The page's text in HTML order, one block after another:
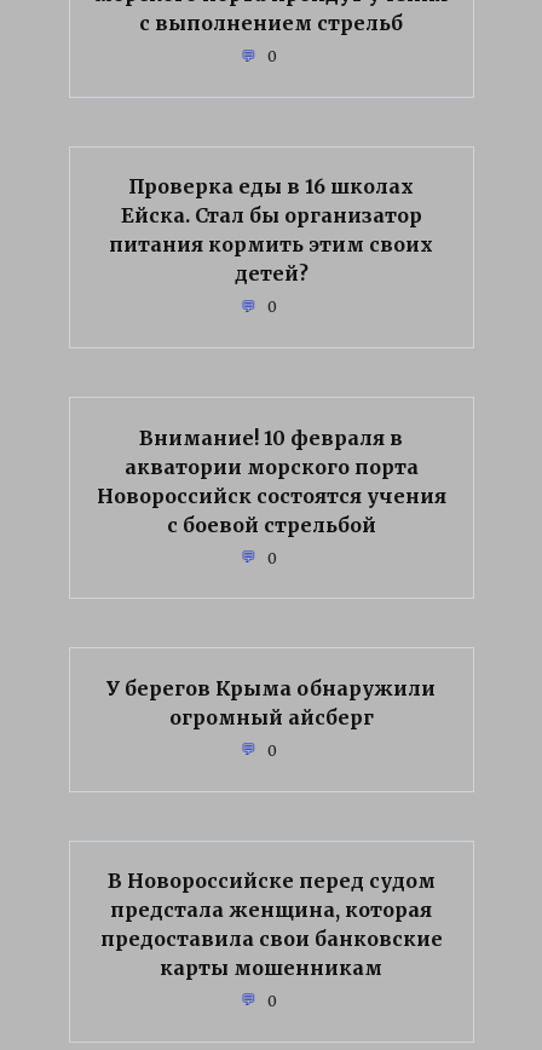
с выполнением стрельб
0
Проверка еды в 16 школах
Ейска. Стал бы организатор
питания кормить этим своих
детей?
0
Внимание! 10 февраля в
акватории морского порта
Новороссийск состоятся учения
с боевой стрельбой
0
У берегов Крыма обнаружили
огромный айсберг
0
В Новороссийске перед судом
предстала женщина, которая
предоставила свои банковские
карты мошенникам
0